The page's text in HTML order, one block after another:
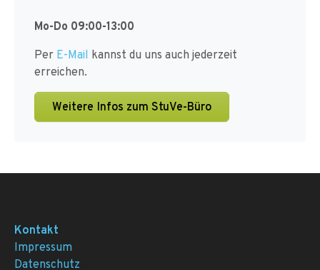
Mo-Do 09:00-13:00
Per E-Mail kannst du uns auch jederzeit
erreichen.
Weitere Infos zum StuVe-Büro
Kontakt
Impressum
Datenschutz